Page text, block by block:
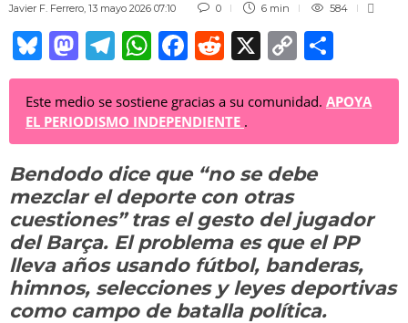
Javier F. Ferrero 13 mayo 2026 07:10 0 6 min 584
Bl
u
e
sk
y
M
a
st
o
d
o
n
T
el
e
gr
a
m
W
h
at
s
A
p
p
F
a
c
e
b
o
o
k
R
e
d
di
t
X C
o
p
Li
n
k
o
m
Este medio se sostiene gracias a su comunidad. APOYA
EL PERIODISMO INDEPENDIENTE .
Bendodo dice que “no se debe
mezclar el deporte con otras
cuestiones” tras el gesto del jugador
del Barça. El problema es que el PP
lleva años usando fútbol, banderas,
himnos, selecciones y leyes deportivas
como campo de batalla política.